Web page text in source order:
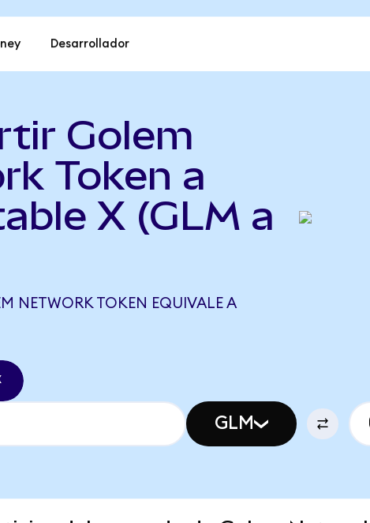
Desarrollador
Golem
Token a
X (GLM a
NETWORK TOKEN EQUIVALE A
GLM